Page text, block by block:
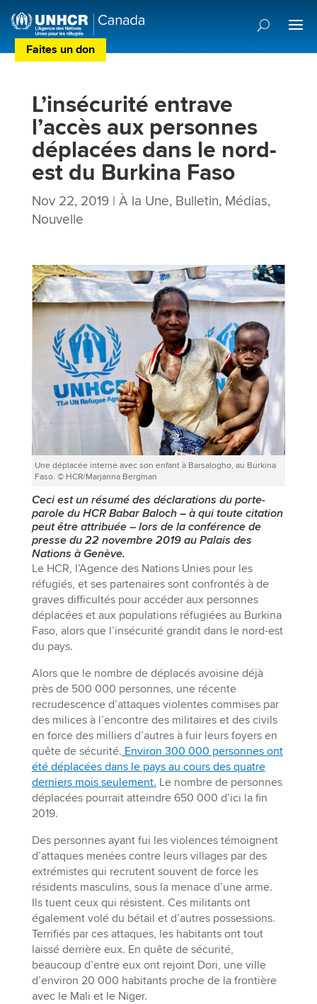
Faites un don Centre de Préférences des Donateurs
L’insécurité entrave
l’accès aux personnes
déplacées dans le nord-
est du Burkina Faso
Nov 22, 2019| À la Une, Bulletin, Médias,
Nouvelle
Une déplacée interne avec son enfant à Barsalogho, au Burkina
Faso. © HCR/Marjanna Bergman
Ceci est un résumé des déclarations du porte-
parole du HCR Babar Baloch – à qui toute citation
peut être attribuée – lors de la conférence de
presse du 22 novembre 2019 au Palais des
Nations à Genève.
Le HCR, l’Agence des Nations Unies pour les
réfugiés, et ses partenaires sont confrontés à de
graves difficultés pour accéder aux personnes
déplacées et aux populations réfugiées au Burkina
Faso, alors que l’insécurité grandit dans le nord-est
du pays.
Alors que le nombre de déplacés avoisine déjà
près de 500 000 personnes, une récente
recrudescence d’attaques violentes commises par
des milices à l’encontre des militaires et des civils
en force des milliers d’autres à fuir leurs foyers en
quête de sécurité. Environ 300 000 personnes ont
été déplacées dans le pays au cours des quatre
derniers mois seulement. Le nombre de personnes
déplacées pourrait atteindre 650 000 d’ici la fin
2019.
Des personnes ayant fui les violences témoignent
d’attaques menées contre leurs villages par des
extrémistes qui recrutent souvent de force les
résidents masculins, sous la menace d’une arme.
Ils tuent ceux qui résistent. Ces militants ont
également volé du bétail et d’autres possessions.
Terrifiés par ces attaques, les habitants ont tout
laissé derrière eux. En quête de sécurité,
beaucoup d’entre eux ont rejoint Dori, une ville
d’environ 20 000 habitants proche de la frontière
avec le Mali et le Niger.